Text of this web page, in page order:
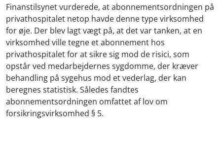
Finanstilsynet vurderede, at abonnementsordningen på
privathospitalet netop havde denne type virksomhed
for øje. Der blev lagt vægt på, at det var tanken, at en
virksomhed ville tegne et abonnement hos
privathospitalet for at sikre sig mod de risici, som
opstår ved medarbejdernes sygdomme, der kræver
behandling på sygehus mod et vederlag, der kan
beregnes statistisk. Således fandtes
abonnementsordningen omfattet af lov om
forsikringsvirksomhed § 5.